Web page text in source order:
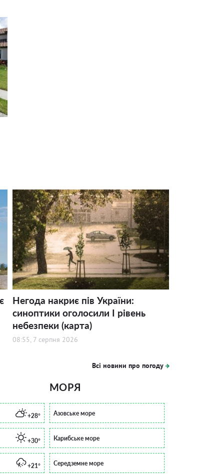
Негода накриє пів України:
синоптики оголосили І рівень
небезпеки (карта)
08:55, 7 серпня 2026
Всі новини про погоду
+28°
+30°
+21°
МОРЯ
Азовське море
Карибське море
Середземне море